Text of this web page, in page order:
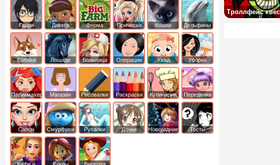
Гарри
Поттер
Доктор
Плюшева
Ферма Прически Кошки Дельфины
Собаки Лошади Больница Операции Уход Уборка
Парикмахер Магазин Рисовалки Раскраски Кулинария Переделки
Салон Смурфики Русалки Дочки Новогодние Тесты